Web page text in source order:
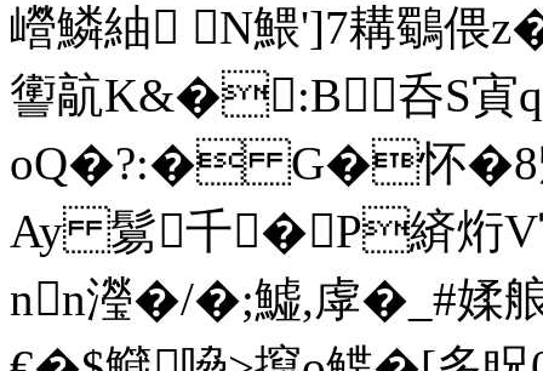
巆鱗紬 N鰃']7耩鸀偎
讆髚K&�:B呑S寊
oQ�?:� G�怀�8魓
Ay 鬄千�P緕烆
nn瀅�/�;鱋,虖�_#媃